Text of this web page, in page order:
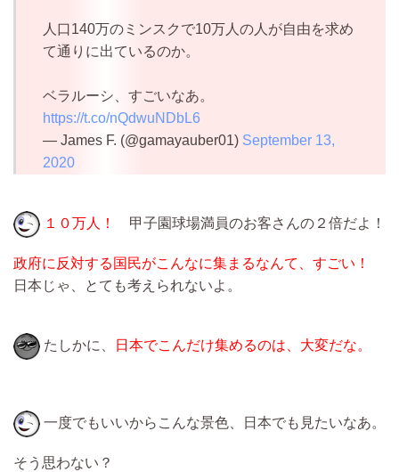
人口140万のミンスクで10万人の人が自由を求め
て通りに出ているのか。
ベラルーシ、すごいなあ。
https://t.co/nQdwuNDbL6
— James F. (@gamayauber01) September 13,
2020
１０万人！ 甲子園球場満員のお客さんの２倍だよ！
政府に反対する国民がこんなに集まるなんて、すごい！
日本じゃ、とても考えられないよ。
たしかに、 日本でこんだけ集めるのは、大変だな。
一度でもいいからこんな景色、日本でも見たいなあ。
そう思わない？